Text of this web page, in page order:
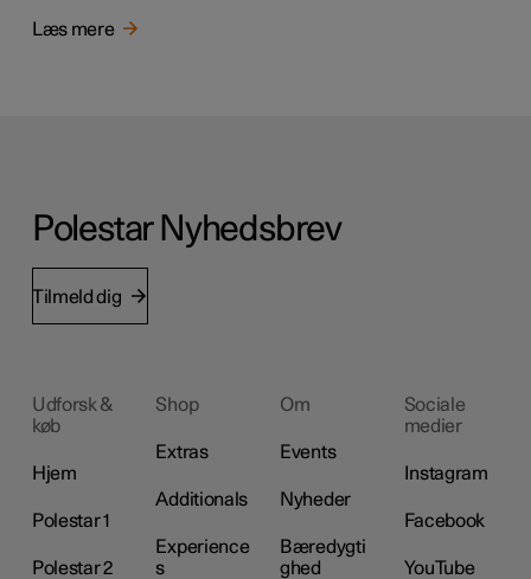
Læs mere
Polestar Nyhedsbrev
Tilmeld dig
Udforsk &
køb
Hjem
Polestar 1
Polestar 2
Shop
Extras
Additionals
Experience
s
Om
Events
Nyheder
Bæredygti
ghed
Sociale
medier
Instagram
Facebook
YouTube